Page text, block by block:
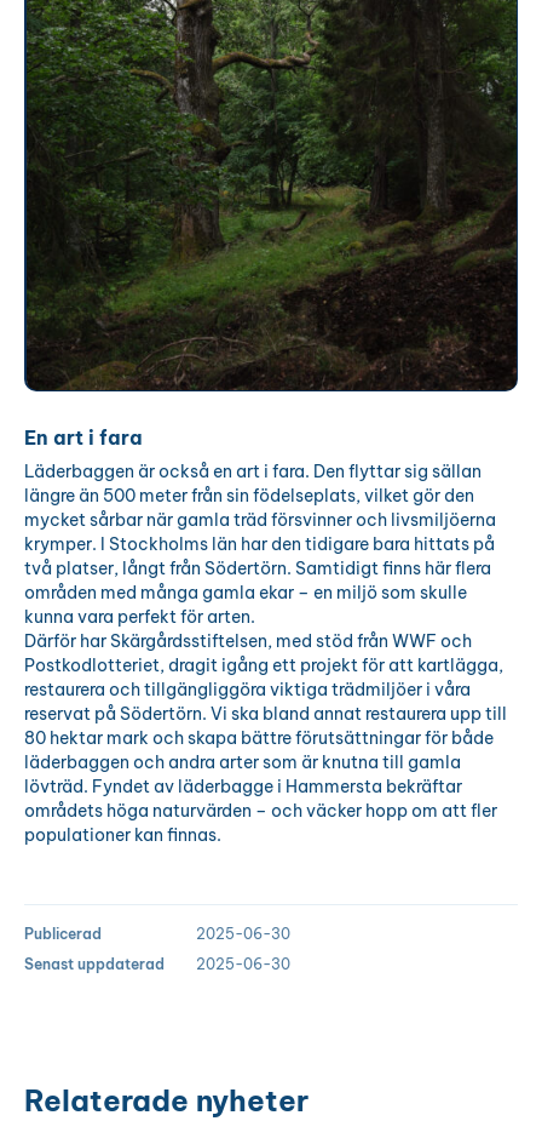
En art i fara
Läderbaggen är också en art i fara. Den flyttar sig sällan
längre än 500 meter från sin födelseplats, vilket gör den
mycket sårbar när gamla träd försvinner och livsmiljöerna
krymper. I Stockholms län har den tidigare bara hittats på
två platser, långt från Södertörn. Samtidigt finns här flera
områden med många gamla ekar – en miljö som skulle
kunna vara perfekt för arten.
Därför har Skärgårdsstiftelsen, med stöd från WWF och
Postkodlotteriet, dragit igång ett projekt för att kartlägga,
restaurera och tillgängliggöra viktiga trädmiljöer i våra
reservat på Södertörn. Vi ska bland annat restaurera upp till
80 hektar mark och skapa bättre förutsättningar för både
läderbaggen och andra arter som är knutna till gamla
lövträd. Fyndet av läderbagge i Hammersta bekräftar
områdets höga naturvärden – och väcker hopp om att fler
populationer kan finnas.
Publicerad
2025-06-30
Senast uppdaterad
2025-06-30
Relaterade nyheter